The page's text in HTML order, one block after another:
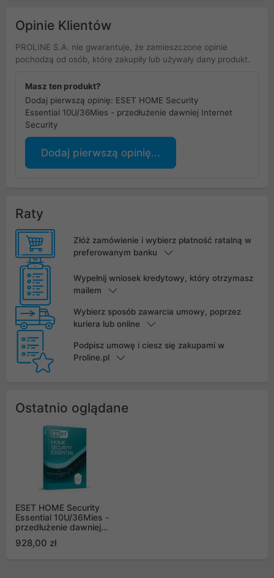
Opinie Klientów
PROLINE S.A. nie gwarantuje, że zamieszczone opinie
pochodzą od osób, które zakupiły lub używały dany produkt.
Masz ten produkt?
Dodaj pierwszą opinię: ESET HOME Security
Essential 10U/36Mies - przedłużenie dawniej Internet
Security
Dodaj pierwszą opinię...
Raty
Złóż zamówienie i wybierz płatność ratalną w
preferowanym banku
Wypełnij wniosek kredytowy, który otrzymasz
mailem
Wybierz sposób zawarcia umowy, poprzez
kuriera lub online
Podpisz umowę i ciesz się zakupami w
Proline.pl
Ostatnio oglądane
ESET HOME Security
Essential 10U/36Mies -
przedłużenie dawniej
928,00 zł